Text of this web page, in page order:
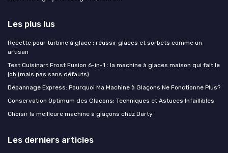
Les plus lus
Recette pour turbine à glace : réussir glaces et sorbets comme un
artisan
Test Cuisinart Frost Fusion 6-in-1 : la machine à glaces maison qui fait le
job (mais pas sans défauts)
Dépannage Express: Pourquoi Ma Machine à Glaçons Ne Fonctionne Plus?
Conservation Optimum des Glaçons: Techniques et Astuces Infaillibles
Choisir la meilleure machine à glaçons chez Darty
Les derniers articles